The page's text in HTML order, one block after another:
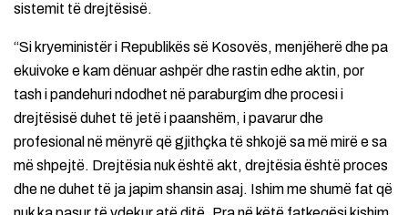
sistemit të drejtësisë.
“Si kryeministër i Republikës së Kosovës, menjëherë dhe pa
ekuivoke e kam dënuar ashpër dhe rastin edhe aktin, por
tash i pandehuri ndodhet në paraburgim dhe procesi i
drejtësisë duhet të jetë i paanshëm, i pavarur dhe
profesional në mënyrë që gjithçka të shkojë sa më mirë e sa
më shpejtë. Drejtësia nuk është akt, drejtësia është proces
dhe ne duhet të ja japim shansin asaj. Ishim me shumë fat që